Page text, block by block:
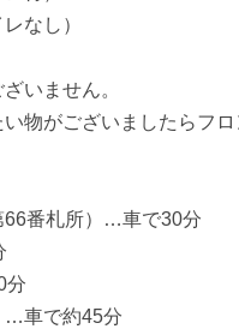
なし）
いません。
物がございましたらフロ
66番札所）…車で30分
分
…車で約45分